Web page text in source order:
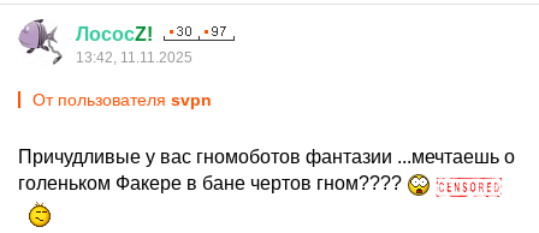
ЛососZ!
13:42, 11.11.2025
От пользователя svpn
Причудливые у вас гномоботов фантазии ...мечтаешь о
голеньком Факере в бане чертов гном????